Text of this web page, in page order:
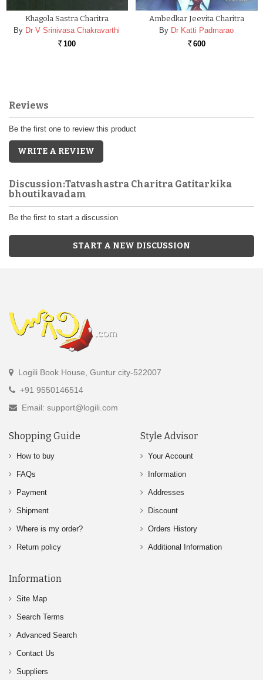
Khagola Sastra Charitra
By Dr V Srinivasa Chakravarthi
Rs. 100
Ambedkar Jeevita Charitra
By Dr Katti Padmarao
Rs. 600
Reviews
Be the first one to review this product
WRITE A REVIEW
Discussion:Tatvashastra Charitra Gatitarkika
bhoutikavadam
Be the first to start a discussion
START A NEW DISCUSSION
Logili Book House, Guntur city-522007
+91 9550146514
Email: support@logili.com
Shopping Guide
How to buy
FAQs
Payment
Shipment
Where is my order?
Return policy
Style Advisor
Your Account
Information
Addresses
Discount
Orders History
Additional Information
Information
Site Map
Search Terms
Advanced Search
Contact Us
Suppliers